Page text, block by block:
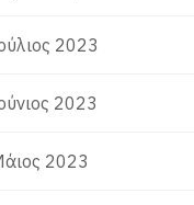
2023
2023
2023